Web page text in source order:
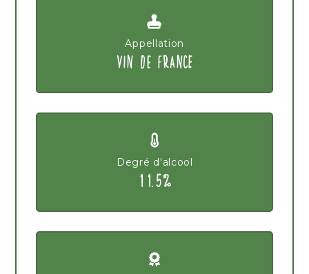
Appellation
VIN DE FRANCE
Degré d'alcool
11.5%